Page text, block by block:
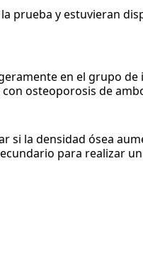
prueba y estuvieran
en el grupo
osteoporosis de
la densidad ósea
para realizar